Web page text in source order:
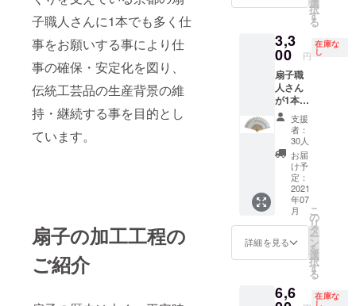
子職人さんに1本でも多く仕
事をお願いする事により仕
事の確保・安定化を図り、
伝統工芸品の生産背景の維
持・継続する事を目的とし
ています。
扇子の加工工程の
ご紹介
用） ●
箱タイ
プ１本
箱へお
入れし
てお届
け致し
ます。
※画像は
仕上が
りイ
メージ
となり
ます。
ご使用
のデバ
より実
際の商
合いな
どが多
菌作
柄：ピ
ンクの
地紙に
枝垂桜
をシル
クスク
リーン
でプリ
ント。
枝の銀
色がキ
ラリと
輝きま
す。 ●
納品形
箱タイ
プ１本
てお届
ばれる
縁起の
良いト
ンボ柄
に上品
な金
パール
引き。
●裏面：
漆喰塗
り白無
地（抗
菌作
用） ●
扇子
士スラ
ブ (黒) ●
子と扇
す。 通
常価格
14080
円（定
価
12000
円+送料
800円
+消費
税）
【親骨
黒塗婦
人扇
子・４
５間／
裏面漆
喰塗り
セット
4500円
800円
+消費
税）
【白竹
婦人扇
子・桜
柄／裏
面漆喰
塗り】※
素材及
び加工
共日本
●扇面：
和紙／
扇骨：
竹（白
竹）
３４ｃ
択
す
る
3,3
00 円
在庫な
し
扇子職
人さん
が1本1
本丁寧
にお仕
立てし
た京都
製の京
扇子を
お届け
しま
す。 通
常価格
5830円
（定価
4500円
800円
+消費
支援
者：
30人
お届
け予
定：
2021
年07
月
詳細を見る
こ
の
リ
タ
ー
ン
を
選
択
す
る
6,6 在庫な
し